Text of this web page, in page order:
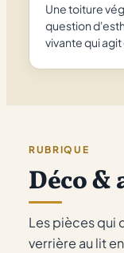
Une toiture
question
vivante qui
RUBRIQUE
Déco &
Les pièces qui
verrière au lit